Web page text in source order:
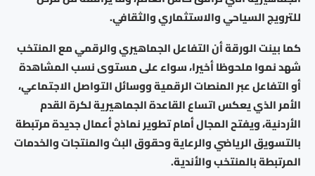
للترويج السياحي والاستثماري والثقافي.
كما بينت الورقة أن التفاعل الجماهيري والرقمي مع المنتخب
شهد نموا ملحوظا أخيرا، سواء على مستوى نسب المشاهدة
أو التفاعل عبر المنصات الرقمية ووسائل التواصل الاجتماعي،
الأمر الذي يعكس اتساع القاعدة الجماهيرية لكرة القدم
الأردنية، ويفتح المجال أمام تطوير نماذج أعمال جديدة مرتبطة
بالتسويق الرياضي والرعاية وحقوق البث والمنتجات والخدمات
المرتبطة بالمنتخب والأندية.